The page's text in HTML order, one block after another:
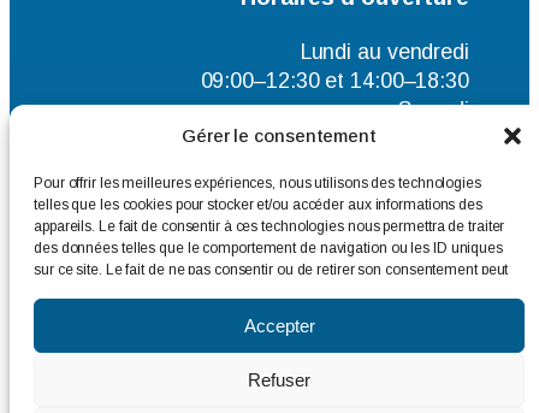
Gérer le consentement
Pour offrir les meilleures expériences, nous utilisons des technologies
telles que les cookies pour stocker et/ou accéder aux informations des
appareils. Le fait de consentir à ces technologies nous permettra de traiter
des données telles que le comportement de navigation ou les ID uniques
sur ce site. Le fait de ne pas consentir ou de retirer son consentement peut
Accepter
Refuser
Lundi au vendredi
09:00–12:30 et 14:00–18:30
Samedi
9:00–12:00
Mentions légales